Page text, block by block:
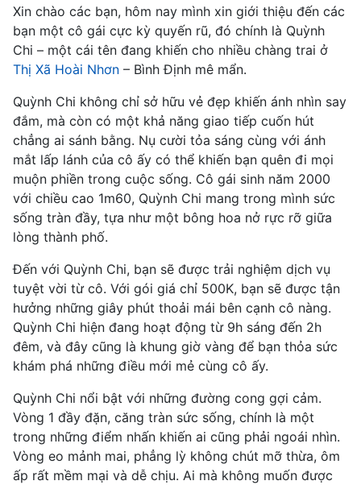
Xin chào các bạn, hôm nay mình xin giới thiệu đến các
bạn một cô gái cực kỳ quyến rũ, đó chính là Quỳnh
Chi – một cái tên đang khiến cho nhiều chàng trai ở
Thị Xã Hoài Nhơn – Bình Định mê mẩn.
Quỳnh Chi không chỉ sở hữu vẻ đẹp khiến ánh nhìn say
đắm, mà còn có một khả năng giao tiếp cuốn hút
chẳng ai sánh bằng. Nụ cười tỏa sáng cùng với ánh
mắt lấp lánh của cô ấy có thể khiến bạn quên đi mọi
muộn phiền trong cuộc sống. Cô gái sinh năm 2000
với chiều cao 1m60, Quỳnh Chi mang trong mình sức
sống tràn đầy, tựa như một bông hoa nở rực rỡ giữa
lòng thành phố.
Đến với Quỳnh Chi, bạn sẽ được trải nghiệm dịch vụ
tuyệt vời từ cô. Với gói giá chỉ 500K, bạn sẽ được tận
hưởng những giây phút thoải mái bên cạnh cô nàng.
Quỳnh Chi hiện đang hoạt động từ 9h sáng đến 2h
đêm, và đây cũng là khung giờ vàng để bạn thỏa sức
khám phá những điều mới mẻ cùng cô ấy.
Quỳnh Chi nổi bật với những đường cong gợi cảm.
Vòng 1 đầy đặn, căng tràn sức sống, chính là một
trong những điểm nhấn khiến ai cũng phải ngoái nhìn.
Vòng eo mảnh mai, phẳng lỳ không chút mỡ thừa, ôm
ấp rất mềm mại và dễ chịu. Ai mà không muốn được